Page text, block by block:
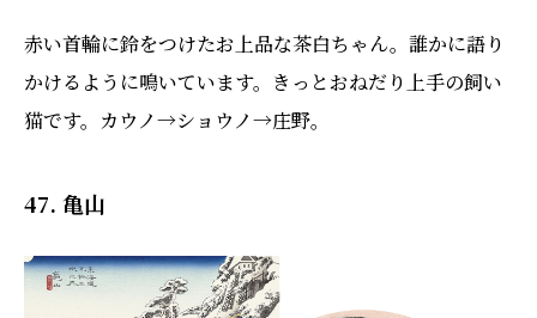
赤い首輪に鈴をつけたお上品な茶白ちゃん。誰かに語り
かけるように鳴いています。きっとおねだり上手の飼い
猫です。カウノ→ショウノ→庄野。
47. 亀山